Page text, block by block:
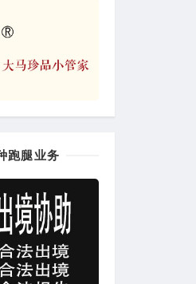
跑腿业务